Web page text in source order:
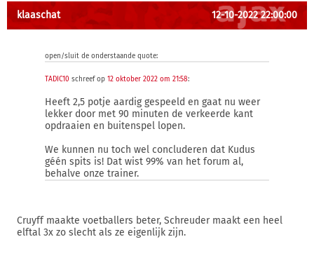
klaaschat 12-10-2022 22:00:00
open/sluit de onderstaande quote:
TADIC10 schreef op 12 oktober 2022 om 21:58:
Heeft 2,5 potje aardig gespeeld en gaat nu weer
lekker door met 90 minuten de verkeerde kant
opdraaien en buitenspel lopen.
We kunnen nu toch wel concluderen dat Kudus
géén spits is! Dat wist 99% van het forum al,
behalve onze trainer.
Cruyff maakte voetballers beter, Schreuder maakt een heel
elftal 3x zo slecht als ze eigenlijk zijn.